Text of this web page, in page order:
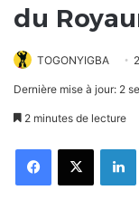
du
TOGONYIGBA
Dernière mise à jour: 2
2 minutes de lecture
FacebookX